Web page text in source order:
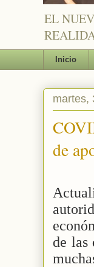
EL
Inicio
martes,
de
de las